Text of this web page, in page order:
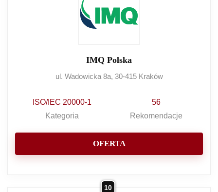
IMQ Polska
ul. Wadowicka 8a, 30-415 Kraków
ISO/IEC 20000-1
Kategoria
56
Rekomendacje
OFERTA
10